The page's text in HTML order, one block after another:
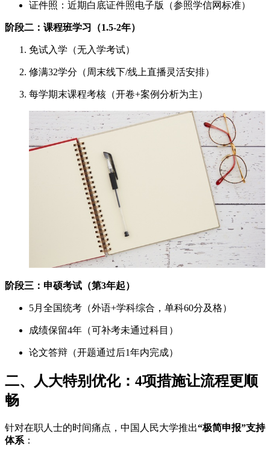
证件照：近期白底证件照电子版（参照学信网标准）
阶段二：课程班学习（1.5-2年）
免试入学（无入学考试）
修满32学分（周末线下/线上直播灵活安排）
每学期末课程考核（开卷+案例分析为主）
阶段三：申硕考试（第3年起）
5月全国统考（外语+学科综合，单科60分及格）
成绩保留4年（可补考未通过科目）
论文答辩（开题通过后1年内完成）
二、人大特别优化：4项措施让流程更顺
畅
针对在职人士的时间痛点，中国人民大学推出“极简申报”支持
体系 ：